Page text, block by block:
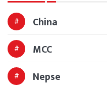
China
MCC
Nepse